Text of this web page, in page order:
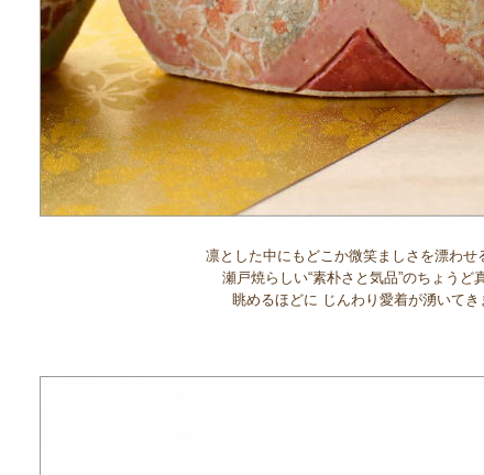
凛とした中にもどこか微笑ましさを漂わせ
瀬戸焼らしい“素朴さと気品”のちょうど
眺めるほどに じんわり愛着が湧いてき